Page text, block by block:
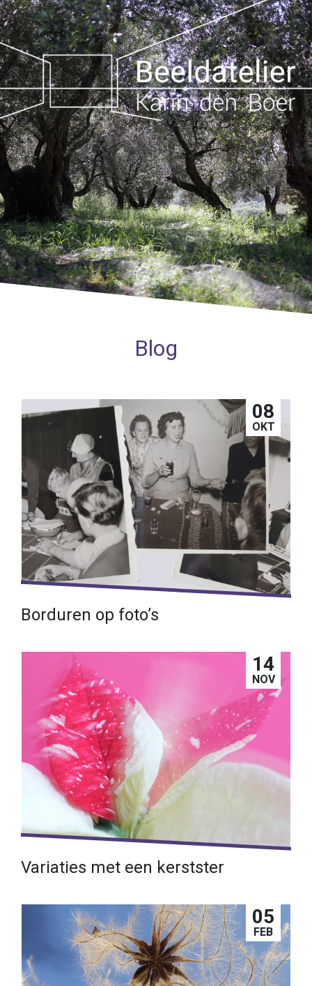
Blog
08
OKT
Borduren op foto’s
Lees verder → 14
NOV
Variaties met een kerstster
Lees verder → 05
FEB